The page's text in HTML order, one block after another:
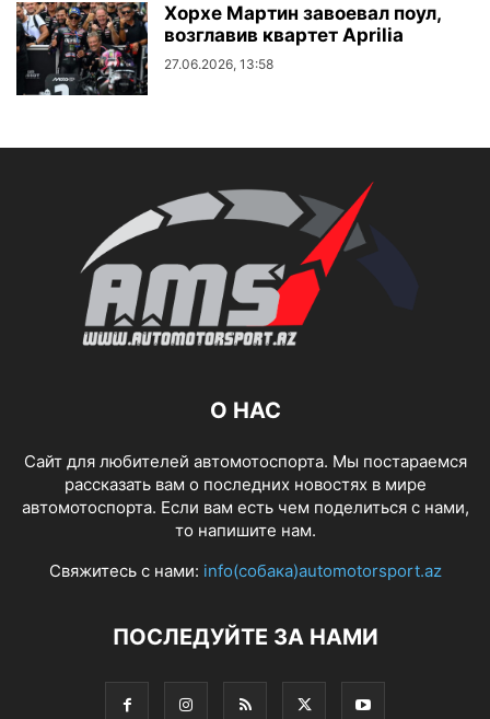
Хорхе Мартин завоевал поул,
возглавив квартет Aprilia
27.06.2026, 13:58
О НАС
Сайт для любителей автомотоспорта. Мы постараемся
рассказать вам о последних новостях в мире
автомотоспорта. Если вам есть чем поделиться с нами,
то напишите нам.
Свяжитесь с нами: info(собака)automotorsport.az
ПОСЛЕДУЙТЕ ЗА НАМИ